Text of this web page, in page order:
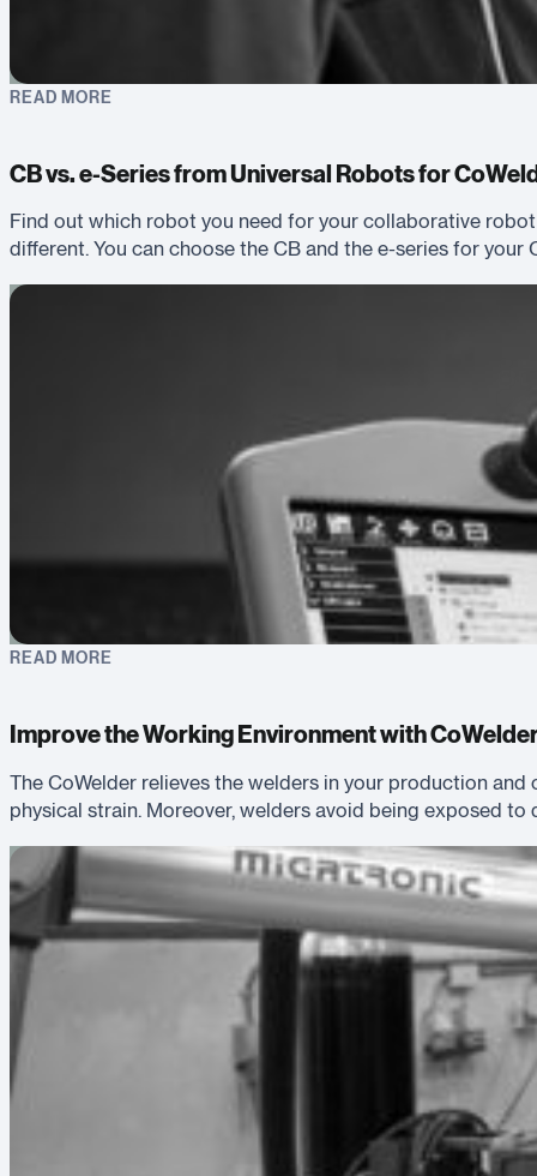
READ MORE
CB vs. e-Series from Universal Robots for
Find out which robot you need for your collaborative
different. You can choose the CB and the e-series for
READ MORE
Improve the Working Environment with
The CoWelder relieves the welders in your production
physical strain. Moreover, welders avoid being exposed